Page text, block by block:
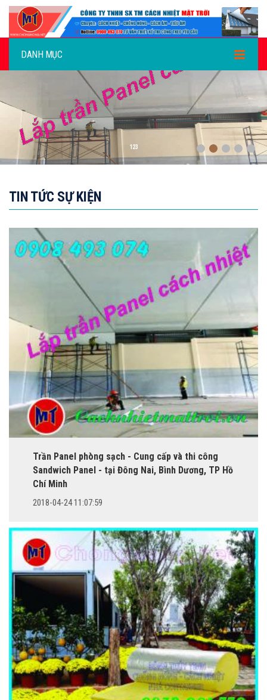
DANH MỤC
2131
TIN TỨC SỰ KIỆN
Trần Panel phòng sạch - Cung cấp và thi công
Sandwich Panel - tại Đông Nai, Bình Dương, TP Hồ
Chí Minh
2018-04-24 11:07:59